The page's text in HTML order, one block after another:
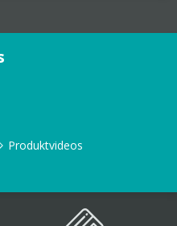
Produktvideos